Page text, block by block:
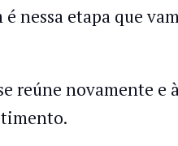
é nessa etapa que
reúne novamente e